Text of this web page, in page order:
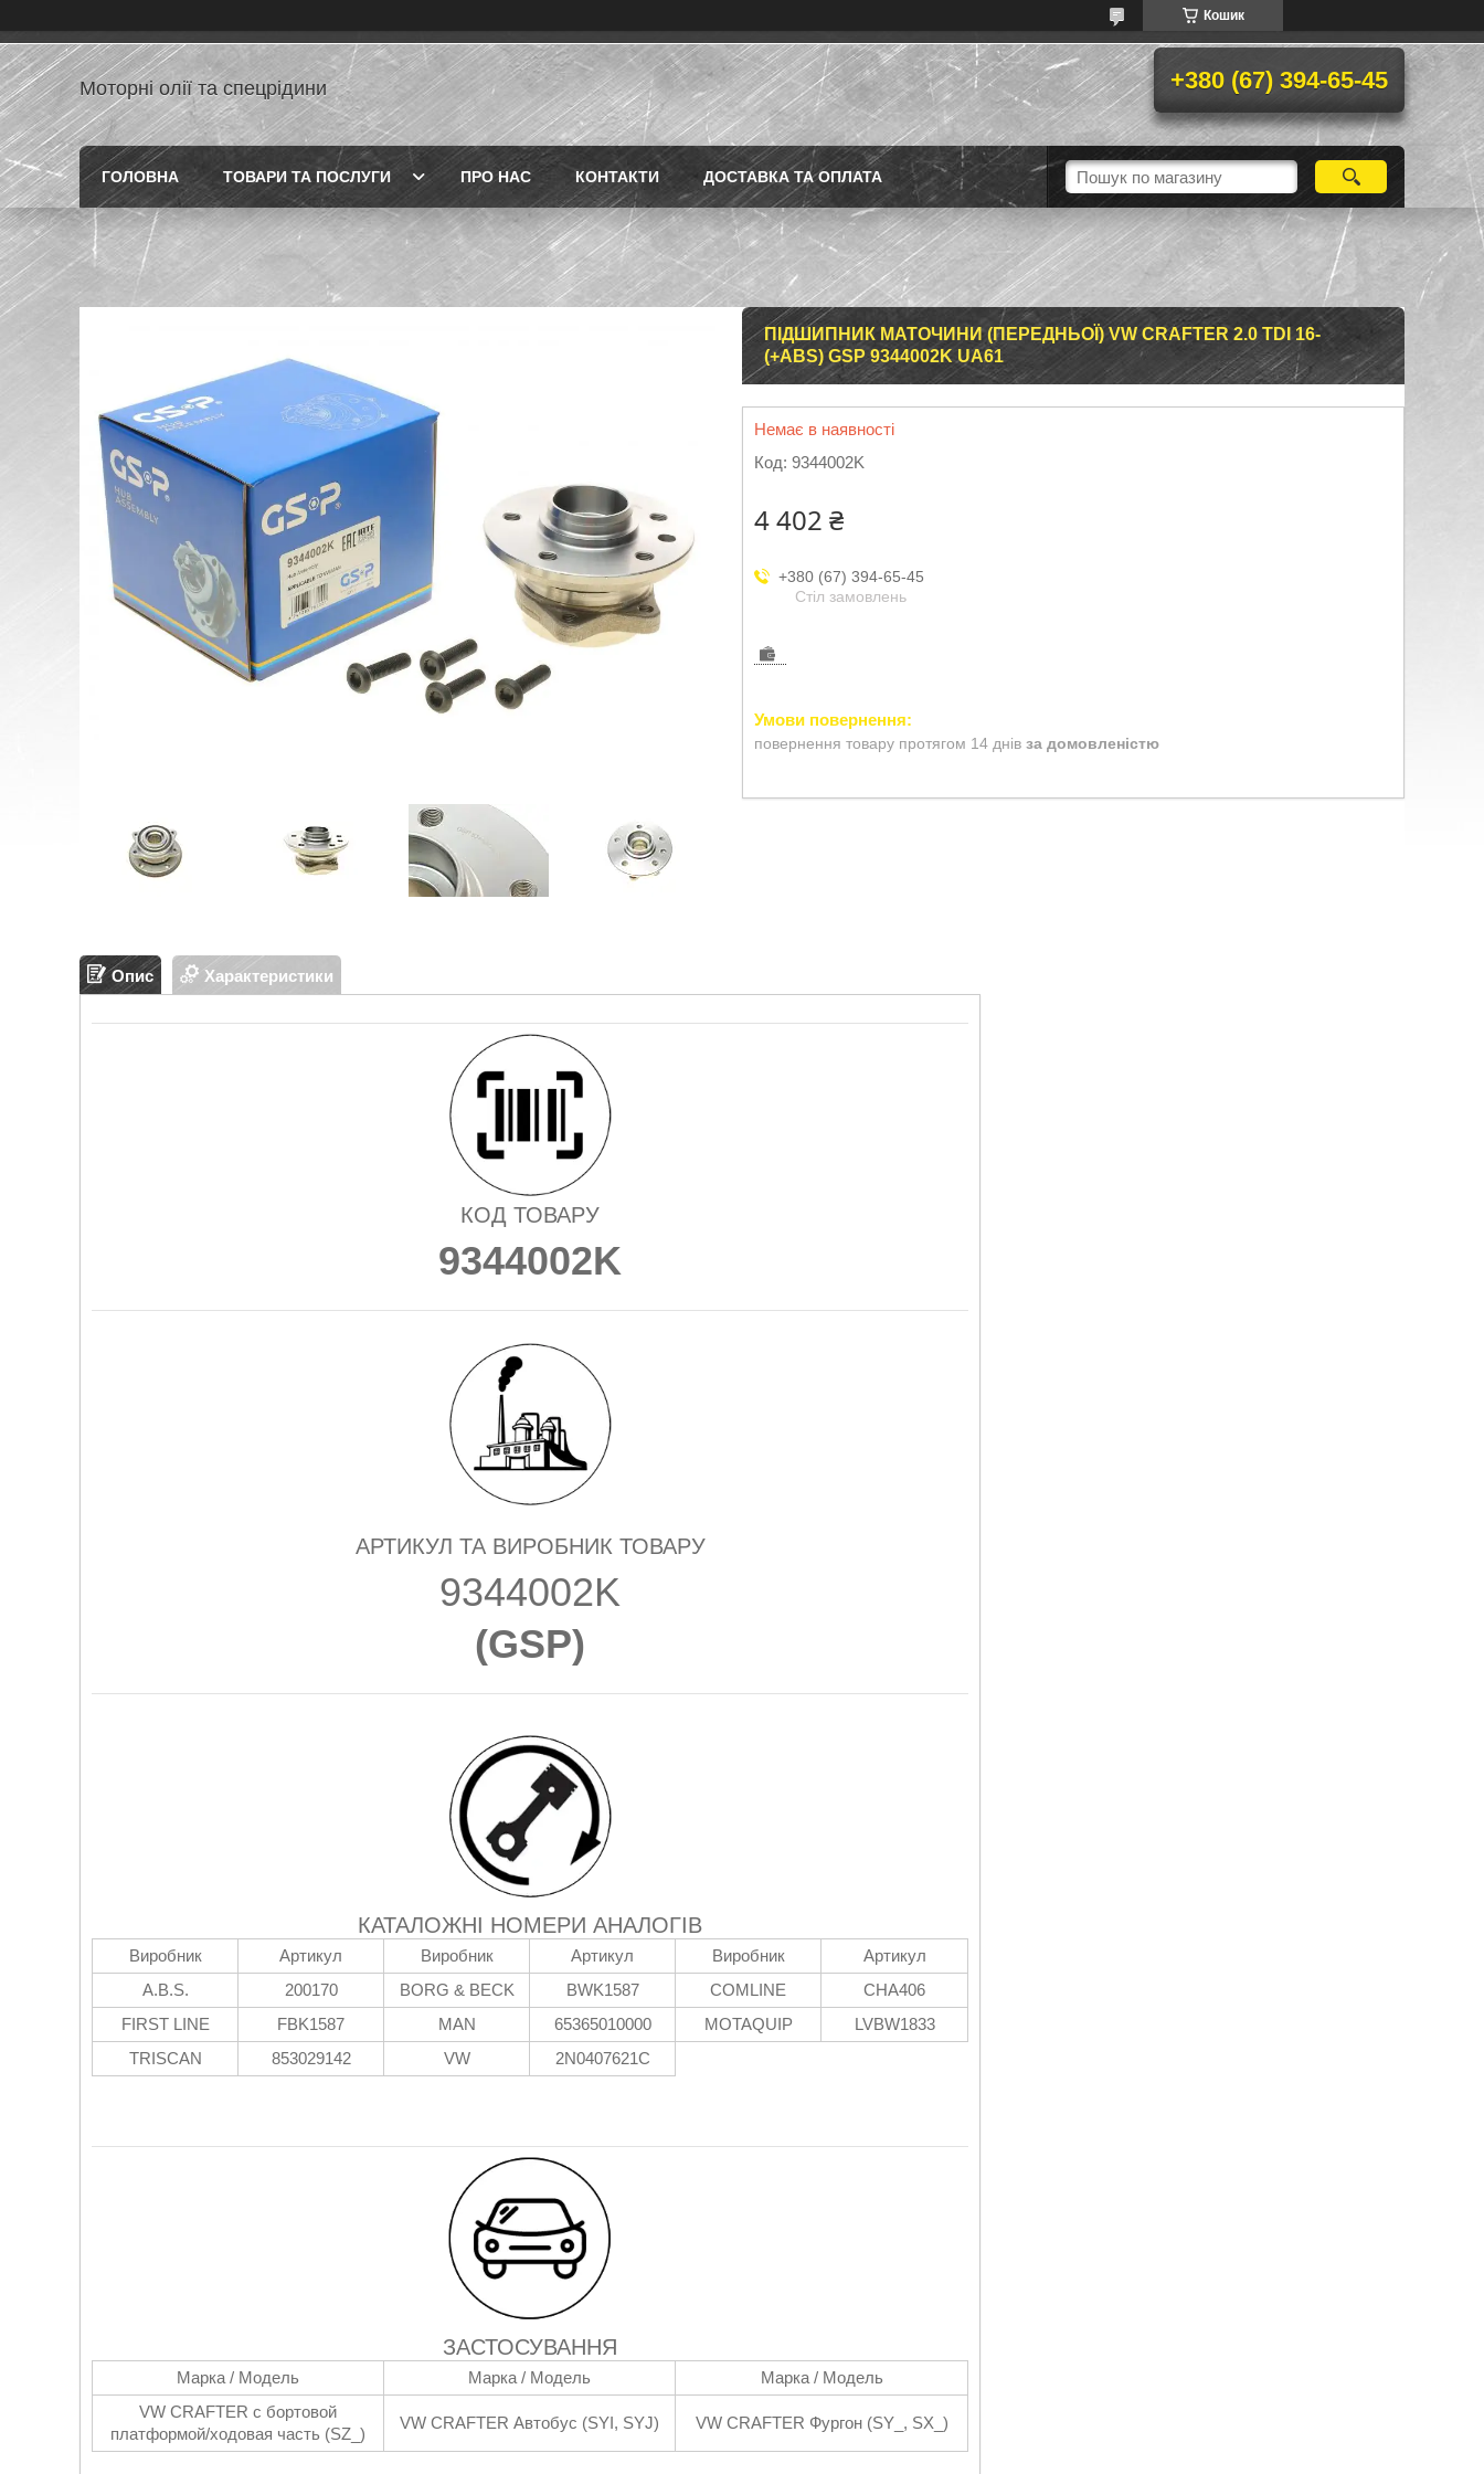
Кошик
Моторні олії та спецрідини +380 (67) 394-65-45
ГОЛОВНА ТОВАРИ ТА ПОСЛУГИ ПРО НАС КОНТАКТИ ДОСТАВКА ТА ОПЛАТА
ПІДШИПНИК МАТОЧИНИ (ПЕРЕДНЬОЇ) VW CRAFTER 2.0 TDI 16-
(+ABS) GSP 9344002K UA61
Немає в наявності
Код: 9344002K
4 402 ₴
+380 (67) 394-65-45
Стіл замовлень
повернення товару протягом 14 днів за домовленістю
Опис Характеристики
КОД ТОВАРУ
9344002K
АРТИКУЛ ТА ВИРОБНИК ТОВАРУ
9344002K
(GSP)
КАТАЛОЖНІ НОМЕРИ АНАЛОГІВ
Виробник Артикул Виробник Артикул Виробник
Артикул
A.B.S.
200170 BORG & BECK BWK1587 COMLINE
CHA406
FIRST LINE
FBK1587 MAN 65365010000 MOTAQUIP
LVBW1833
TRISCAN
853029142 VW 2N0407621C
ЗАСТОСУВАННЯ
Марка / Модель Марка / Модель
Марка / Модель
VW CRAFTER c бортовой
платформой/ходовая часть (SZ_)
VW CRAFTER Автобус (SYI, SYJ) VW CRAFTER Фургон (SY_, SX_)